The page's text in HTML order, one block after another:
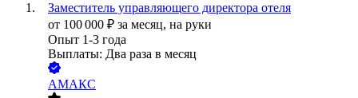
Заместитель управляющего директора отеля
от 100 000 ₽ за месяц, на руки
Опыт 1-3 года
Выплаты: Два раза в месяц
АМАКС